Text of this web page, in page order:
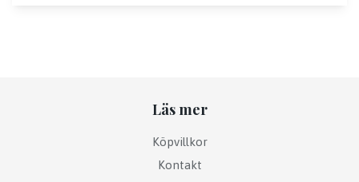
Läs mer
Köpvillkor
Kontakt